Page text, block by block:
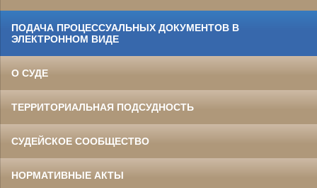
ПОДАЧА ПРОЦЕССУАЛЬНЫХ ДОКУМЕНТОВ В
ЭЛЕКТРОННОМ ВИДЕ
О СУДЕ
ТЕРРИТОРИАЛЬНАЯ ПОДСУДНОСТЬ
СУДЕЙСКОЕ СООБЩЕСТВО
НОРМАТИВНЫЕ АКТЫ